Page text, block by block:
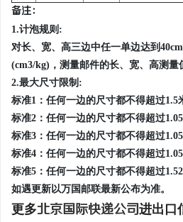
备注：
1.计泡规则:
对长、宽、高三边中任一单边达到
(cm3/kg)，测量邮件的长、宽、高测
2.最大尺寸限制:
标准1：任何一边的尺寸都不得超过
标准2：任何一边的尺寸都不得超过
标准3：任何一边的尺寸都不得超过
标准4：任何一边的尺寸都不得超过
标准5：任何一边的尺寸都不得超过
如遇更新以万国邮联最新公布为准。
更多北京国际快递公司进出口